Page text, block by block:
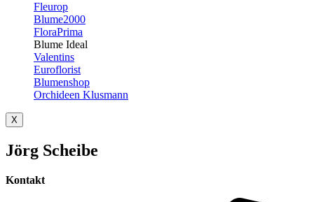
Fleurop
Blume2000
FloraPrima
Blume Ideal
Valentins
Euroflorist
Blumenshop
Orchideen Klusmann
X
Jörg Scheibe
Kontakt